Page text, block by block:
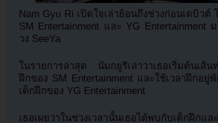
Nam Gyu Ri เปิดใจเล่าย้อนถึงช่วงก่อนเดบิวต์
SM Entertainment และ YG Entertainment
วง SeeYa
ในรายการล่าสุด นัมกยูรีเล่าว่าเธอเริ่มต้นเส้น
ฝึกของ SM Entertainment และใช้เวลาฝึกอ
เด็กฝึกของ YG Entertainment
เธอเผยว่าในช่วงเวลานั้นเธอได้พบกับเด็กฝึก